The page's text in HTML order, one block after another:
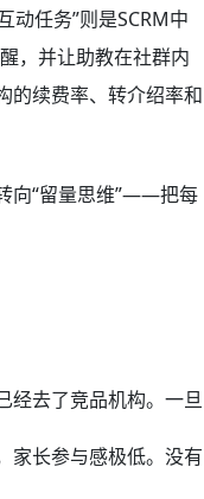
动任务”则是SCRM中
，并让助教在社群内
的续费率、转介绍率和
向“留量思维”——把每
经去了竞品机构。一旦
家长参与感极低。没有